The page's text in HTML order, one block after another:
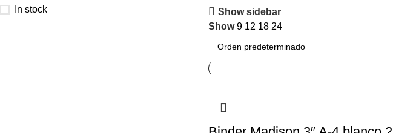
In stock
Show sidebar
Show9 12 18 24